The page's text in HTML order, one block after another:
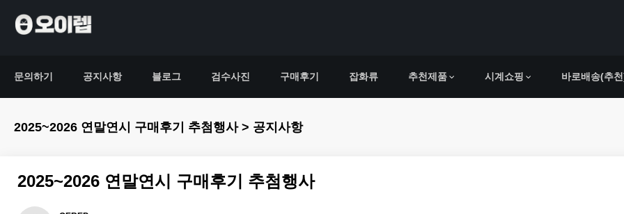
문의하기 공지사항 블로그 검수사진 구매후기 잡화류 추천제품 시계쇼핑 바로배송(추
2025~2026 연말연시 구매후기 추첨행사 > 공지사항
2025~2026 연말연시 구매후기 추첨행사